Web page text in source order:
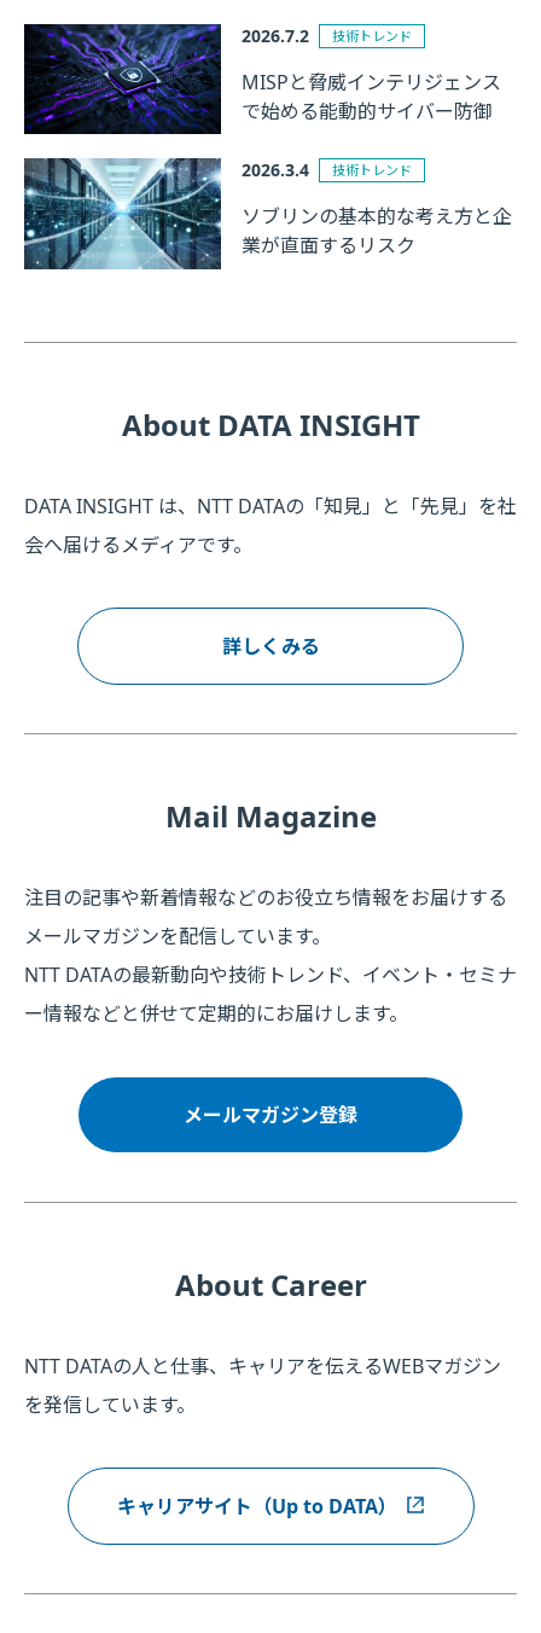
2026.7.2 技術トレンド
MISPと脅威インテリジェンス
で始める能動的サイバー防御
2026.3.4 技術トレンド
ソブリンの基本的な考え方と企
業が直面するリスク
About DATA INSIGHT
DATA INSIGHT は、NTT DATAの「知見」と「先見」を社
会へ届けるメディアです。
詳しくみる
Mail Magazine
注目の記事や新着情報などのお役立ち情報をお届けする
メールマガジンを配信しています。
NTT DATAの最新動向や技術トレンド、イベント・セミナ
ー情報などと併せて定期的にお届けします。
メールマガジン登録
About Career
NTT DATAの人と仕事、キャリアを伝えるWEBマガジン
を発信しています。
キャリアサイト（Up to DATA）